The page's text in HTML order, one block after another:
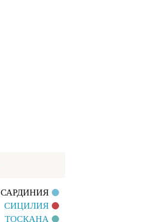
САРДИНИЯ
СИЦИЛИЯ